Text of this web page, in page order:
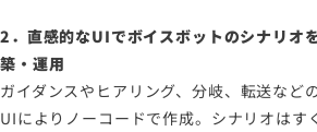
2．直感的なUIでボイスボットのシナリオ
築・運用
ガイダンスやヒアリング、分岐、転送など
UIによりノーコードで作成。シナリオはす